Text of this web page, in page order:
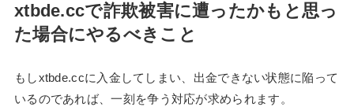
xtbde.ccで詐欺被害に遭ったかもと思っ
た場合にやるべきこと
もしxtbde.ccに入金してしまい、出金できない状態に陥って
いるのであれば、一刻を争う対応が求められます。